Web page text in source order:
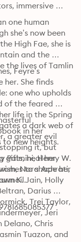
immersive
one human
she’s now been
High Fae, she is
and the
the lives of Tamlin
Feyre’s
her. She finds
one who upholds
of the feared
life in the Spring
a dark web of
a greater evil
it, but
gifts, heal her
to shape her
in her
to new heights.
Palmini, Henry W.
Nora Achrati,
K. Jain, Holly
Darius
Trei Taylor,
Jeri
Delano, Chris
Tuazon, and